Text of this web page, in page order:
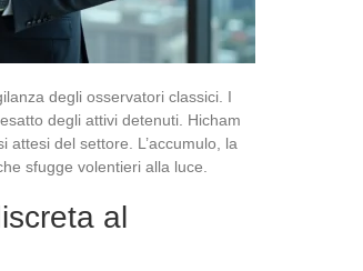
degli osservatori classici. I
degli attivi detenuti. Hicham
del settore. L’accumulo, la
sfugge volentieri alla luce.
al